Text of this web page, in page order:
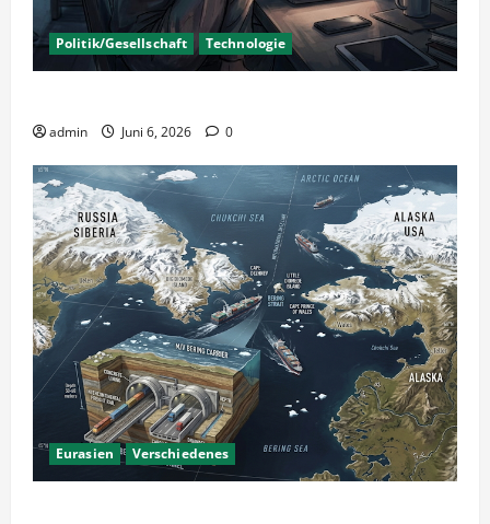
Politik/Gesellschaft Technologie
admin Juni 6, 2026 0
Eurasien Verschiedenes